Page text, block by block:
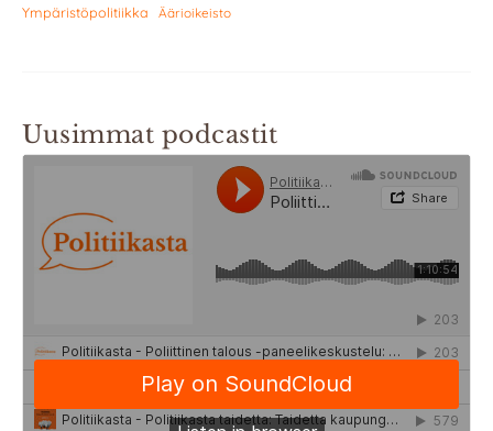
Ympäristöpolitiikka Äärioikeisto
Uusimmat podcastit